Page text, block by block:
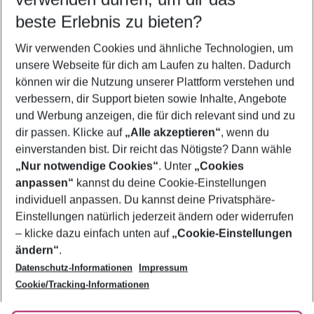
5-8 Nächte
2 Erwachsene Keine Kinder
Mehr Filter anzeigen
Footer
Footer navigation
Über uns
AGB
Bestpreisgarantie
Cookie-Einstellungen ändern
Cookie-Richtlinie
Agenturbetreuung
Barrierefreies Reisen
Folge uns
beste Erlebnis zu bieten?
Wir verwenden Cookies und ähnliche Technologien, um
unsere Webseite für dich am Laufen zu halten. Dadurch
können wir die Nutzung unserer Plattform verstehen und
verbessern, dir Support bieten sowie Inhalte, Angebote
und Werbung anzeigen, die für dich relevant sind und zu
dir passen. Klicke auf „Alle akzeptieren“, wenn du
einverstanden bist. Dir reicht das Nötigste? Dann wähle
„Nur notwendige Cookies“. Unter „Cookies
anpassen“ kannst du deine Cookie-Einstellungen
individuell anpassen. Du kannst deine Privatsphäre-
Einstellungen natürlich jederzeit ändern oder widerrufen
– klicke dazu einfach unten auf „Cookie-Einstellungen
ändern“.
Datenschutz-Informationen
Impressum
Cookie/Tracking-Informationen